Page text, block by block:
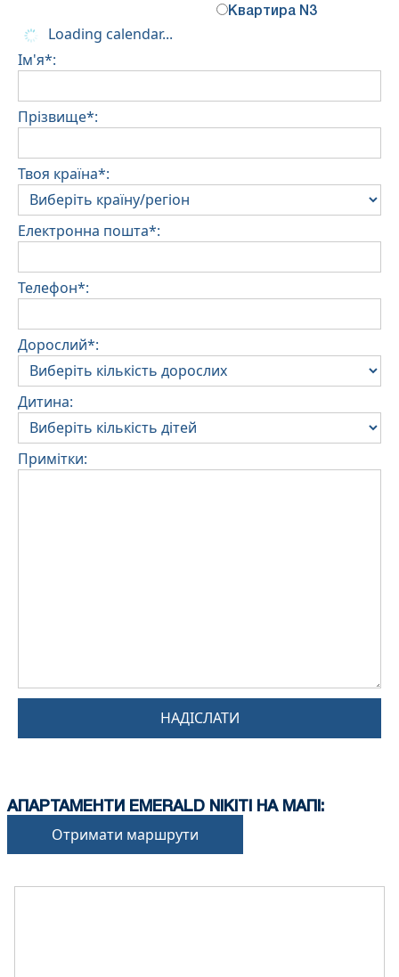
Квартира N3
Loading calendar...
Ім'я*:
Прізвище*:
Твоя країна*:
Електронна пошта*:
Телефон*:
Дорослий*:
Дитина:
Примітки:
НАДІСЛАТИ
АПАРТАМЕНТИ EMERALD NIKITI НА МАПІ:
Отримати маршрути